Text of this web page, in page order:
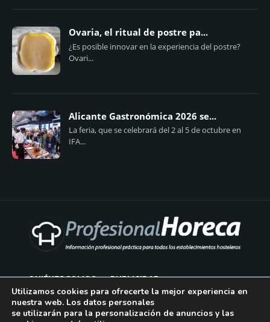
Ovaria, el ritual de postre pa...
¿Es posible innovar en la experiencia del postre?
Ovari...
Alicante Gastronómica 2026 se...
La feria, que se celebrará del 2 al 5 de octubre en
IFA...
QUIÉNES SOMOS PUBLICIDAD
AVISO LEGAL
Utilizamos cookies para ofrecerte la mejor experiencia en
nuestra web. Los datos personales
se utilizarán para la personalización de anuncios y las